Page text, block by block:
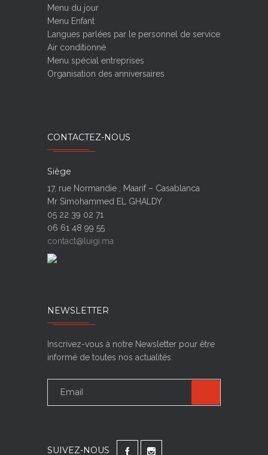
Menu du jour
Menu Enfant
Langues parlées par le personnel de service
Air conditionné
Menu spécial entreprises
Organisation des anniversaires
CONTACTEZ-NOUS
Siège
17, rue Normandie , Maarif – Casablanca
Mr Simohammed EL GHALDY
05 22 39 02 71
06 61 48 99 55
contact@luigi.ma
NEWSLETTER
Inscrivez-vous à notre Newsletter pour être
informé de toutes nos actualités.
SUIVEZ-NOUS